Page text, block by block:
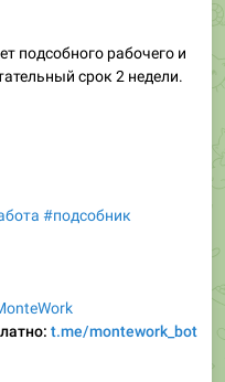
подсобного рабочего и
срок 2 недели.
#подсобник
t.me/montework_bot